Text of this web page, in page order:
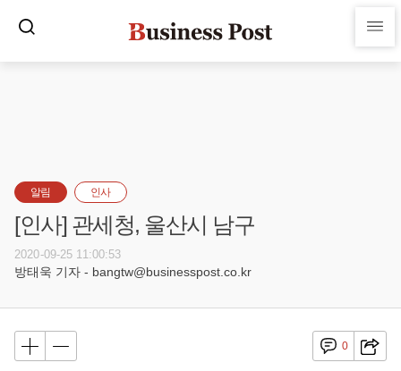
알림 인사
[인사] 관세청, 울산시 남구
2020-09-25 11:00:53
방태욱 기자 - bangtw@businesspost.co.kr
0